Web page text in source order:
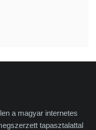
a magyar internetes
tapasztalattal